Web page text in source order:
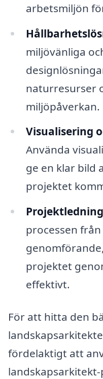
arbetsmiljön
miljövänliga
naturresurser
miljöpåverkan.
Visualisering
Använda
ge en klar bild
projektet
processen
projektet
effektivt.
För att hitta den
fördelaktigt att
landskapsarkitekt-